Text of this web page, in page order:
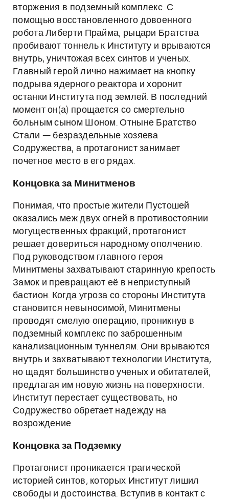
вторжения в подземный комплекс. С
помощью восстановленного довоенного
робота Либерти Прайма, рыцари Братства
пробивают тоннель к Институту и врываются
внутрь, уничтожая всех синтов и ученых.
Главный герой лично нажимает на кнопку
подрыва ядерного реактора и хоронит
останки Института под землей. В последний
момент он(а) прощается со смертельно
больным сыном Шоном. Отныне Братство
Стали — безраздельные хозяева
Содружества, а протагонист занимает
почетное место в его рядах.
Концовка за Минитменов
Понимая, что простые жители Пустошей
оказались меж двух огней в противостоянии
могущественных фракций, протагонист
решает довериться народному ополчению.
Под руководством главного героя
Минитмены захватывают старинную крепость
Замок и превращают её в неприступный
бастион. Когда угроза со стороны Института
становится невыносимой, Минитмены
проводят смелую операцию, проникнув в
подземный комплекс по заброшенным
канализационным туннелям. Они врываются
внутрь и захватывают технологии Института,
но щадят большинство ученых и обитателей,
предлагая им новую жизнь на поверхности.
Институт перестает существовать, но
Содружество обретает надежду на
возрождение.
Концовка за Подземку
Протагонист проникается трагической
историей синтов, которых Институт лишил
свободы и достоинства. Вступив в контакт с